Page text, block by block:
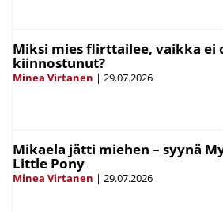
Miksi mies flirttailee, vaikka ei
kiinnostunut?
Minea Virtanen | 29.07.2026
Mikaela jätti miehen – syynä
Little Pony
Minea Virtanen | 29.07.2026